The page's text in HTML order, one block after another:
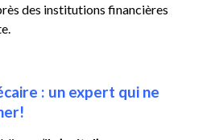
des institutions financières
: un expert qui ne